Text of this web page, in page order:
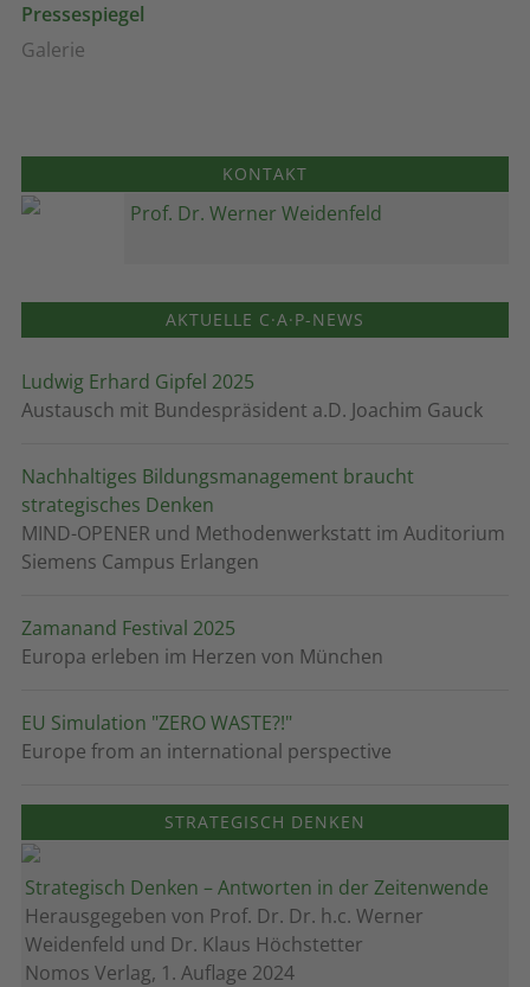
Pressespiegel
Galerie
KONTAKT
Prof. Dr. Werner Weidenfeld
AKTUELLE C·A·P-NEWS
Ludwig Erhard Gipfel 2025
Austausch mit Bundespräsident a.D. Joachim Gauck
Nachhaltiges Bildungsmanagement braucht
strategisches Denken
MIND-OPENER und Methodenwerkstatt im Auditorium
Siemens Campus Erlangen
Zamanand Festival 2025
Europa erleben im Herzen von München
EU Simulation "ZERO WASTE?!"
Europe from an international perspective
STRATEGISCH DENKEN
Strategisch Denken – Antworten in der Zeitenwende
Herausgegeben von Prof. Dr. Dr. h.c. Werner
Weidenfeld und Dr. Klaus Höchstetter
Nomos Verlag, 1. Auflage 2024